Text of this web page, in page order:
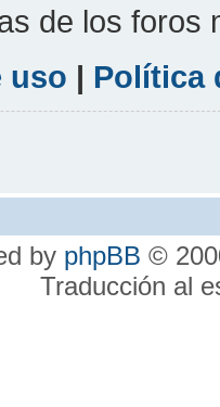
de los foros
uso | Política
by phpBB ©
Traducción al